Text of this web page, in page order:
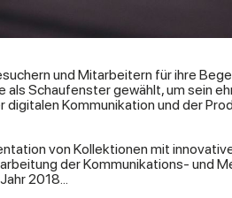
und Mitarbeitern für ihre
als Schaufenster gewählt, um sein
digitalen Kommunikation und der
von Kollektionen mit
der Kommunikations- und
2018...